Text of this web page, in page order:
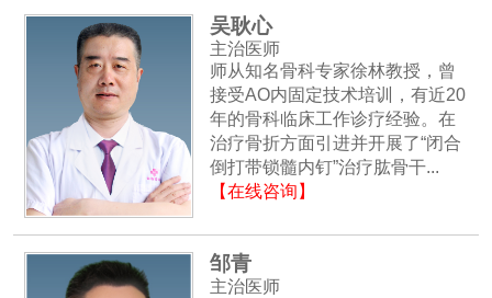
吴耿心
主治医师
师从知名骨科专家徐林教授，曾
接受AO内固定技术培训，有近20
年的骨科临床工作诊疗经验。在
治疗骨折方面引进并开展了“闭合
倒打带锁髓内钉”治疗肱骨干...
【在线咨询】
邹青
主治医师